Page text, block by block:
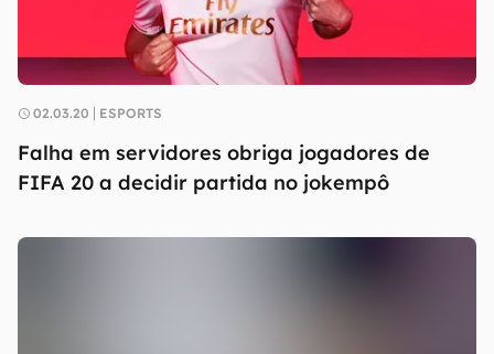
02.03.20 ESPORTS
Falha em servidores obriga jogadores de
FIFA 20 a decidir partida no jokempô